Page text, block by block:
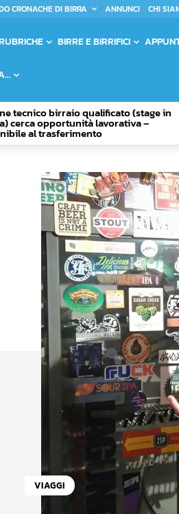
CRONACHE DI BIRRA ANNUNCI CHI
BIRRE E BIRRIFICI
tecnico birraio qualificato (stage in
cerca opportunità lavorativa –
al trasferimento
VIAGGI